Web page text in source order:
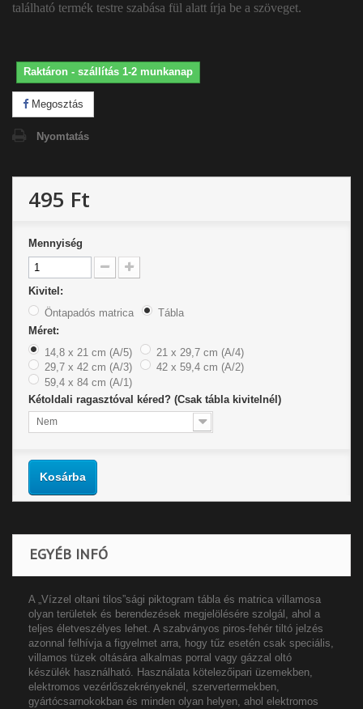
található termék testre szabása fül alatt írja be a szöveget.
Raktáron - szállítás 1-2 munkanap
Megosztás
Nyomtatás
495 Ft
Mennyiség
Kivitel:
Öntapadós matrica
Tábla
Méret:
14,8 x 21 cm (A/5)
21 x 29,7 cm (A/4)
29,7 x 42 cm (A/3)
42 x 59,4 cm (A/2)
59,4 x 84 cm (A/1)
Kétoldali ragasztóval kéred? (Csak tábla kivitelnél)
Nem
Kosárba
EGYÉB INFÓ
A „Vízzel oltani tilos”sági piktogram tábla és matrica villamosa
olyan területek és berendezések megjelölésére szolgál, ahol a
teljes életveszélyes lehet. A szabványos piros-fehér tiltó jelzés
azonnal felhívja a figyelmet arra, hogy tűz esetén csak speciális,
villamos tüzek oltására alkalmas porral vagy gázzal oltó
készülék használható. Használata kötelezőipari üzemekben,
elektromos vezérlőszekrényeknél, szervertermekben,
gyártócsarnokokban és minden olyan helyen, ahol elektromos